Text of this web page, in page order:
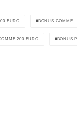
EURO BONUS GOMME
200 EURO BONUS